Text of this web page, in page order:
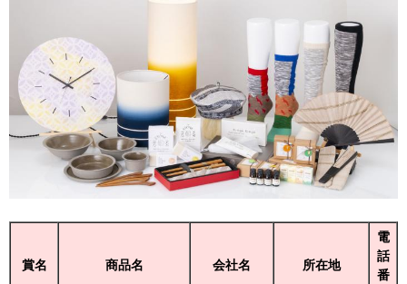
賞名 商品名 会社名 所在地
電
話
番